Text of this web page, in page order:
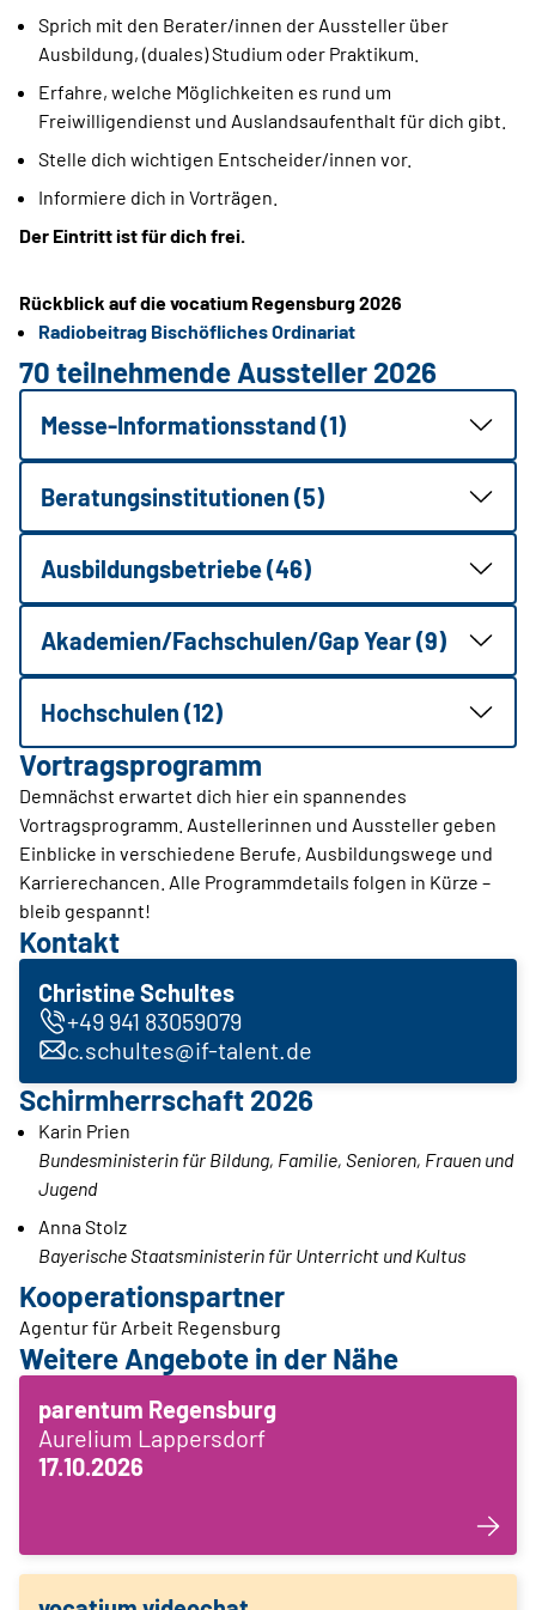
Sprich mit den Berater/innen der Aussteller über
Ausbildung, (duales) Studium oder Praktikum.
Erfahre, welche Möglichkeiten es rund um
Freiwilligendienst und Auslandsaufenthalt für dich gibt.
Stelle dich wichtigen Entscheider/innen vor.
Informiere dich in Vorträgen.
Der Eintritt ist für dich frei.
Rückblick auf die vocatium Regensburg 2026
Radiobeitrag Bischöfliches Ordinariat
70 teilnehmende Aussteller 2026
Messe-Informationsstand (1)
Beratungsinstitutionen (5)
Ausbildungsbetriebe (46)
Akademien/Fachschulen/Gap Year (9)
Hochschulen (12)
Vortragsprogramm
Demnächst erwartet dich hier ein spannendes
Vortragsprogramm. Austellerinnen und Aussteller geben
Einblicke in verschiedene Berufe, Ausbildungswege und
Karrierechancen. Alle Programmdetails folgen in Kürze –
bleib gespannt!
Kontakt
Christine Schultes
+49 941 83059079
c.schultes@if-talent.de
Schirmherrschaft 2026
Karin Prien
Bundesministerin für Bildung, Familie, Senioren, Frauen und
Jugend
Anna Stolz
Bayerische Staatsministerin für Unterricht und Kultus
Kooperationspartner
Agentur für Arbeit Regensburg
Weitere Angebote in der Nähe
parentum Regensburg
Aurelium Lappersdorf
17.10.2026